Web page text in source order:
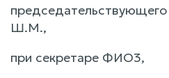
Ш.М.,
при секретаре ФИО3,